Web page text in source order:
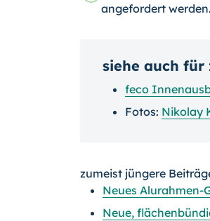
angefordert werden.
siehe auch
feco
Fotos: Nikolay
zumeist jüngere
Neues Alurahmen-
Neue,